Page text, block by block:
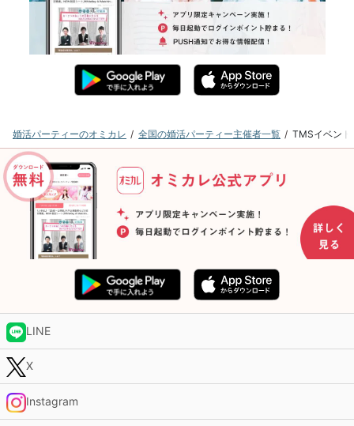
婚活パーティーのオミカレ 全国の婚活パーティー主催者一覧 TMSイベント
LINE
X
Instagram